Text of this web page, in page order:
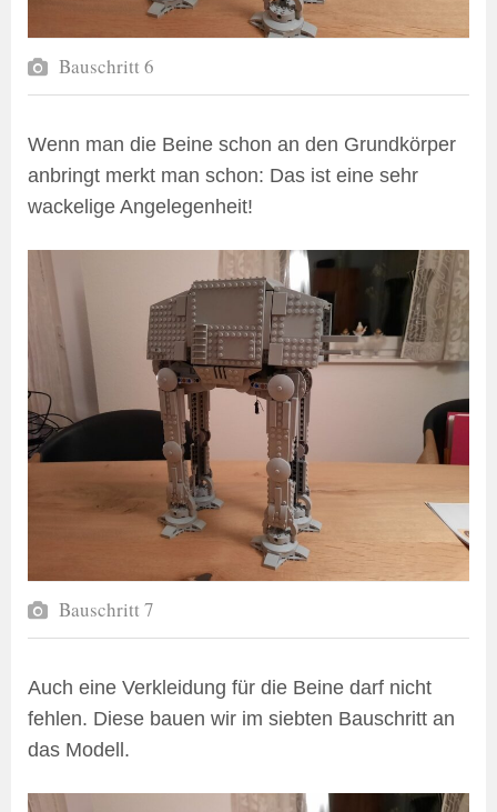
Bauschritt 6
Wenn man die Beine schon an den Grundkörper
anbringt merkt man schon: Das ist eine sehr
wackelige Angelegenheit!
Bauschritt 7
Auch eine Verkleidung für die Beine darf nicht
fehlen. Diese bauen wir im siebten Bauschritt an
das Modell.